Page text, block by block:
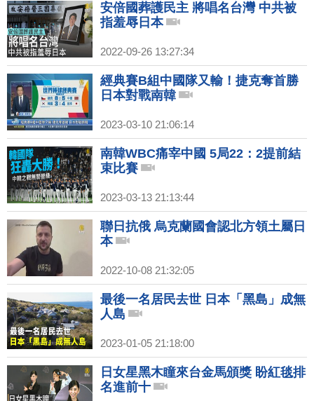
安倍國葬護民主 將唱名台灣 中共被
指羞辱日本
2022-09-26 13:27:34
經典賽B組中國隊又輸！捷克奪首勝
日本對戰南韓
2023-03-10 21:06:14
南韓WBC痛宰中國 5局22：2提前結
束比賽
2023-03-13 21:13:44
聯日抗俄 烏克蘭國會認北方領土屬日
本
2022-10-08 21:32:05
最後一名居民去世 日本「黑島」成無
人島
2023-01-05 21:18:00
日女星黑木瞳來台金馬頒獎 盼紅毯排
名進前十